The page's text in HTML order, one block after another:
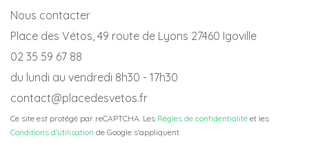
Nous contacter
Place des Vétos, 49 route de Lyons 27460 Igoville
02 35 59 67 88
du lundi au vendredi 8h30 - 17h30
contact@placedesvetos.fr
Ce site est protégé par reCAPTCHA. Les Règles de confidentialité et les
Conditions d'utilisation de Google s'appliquent.